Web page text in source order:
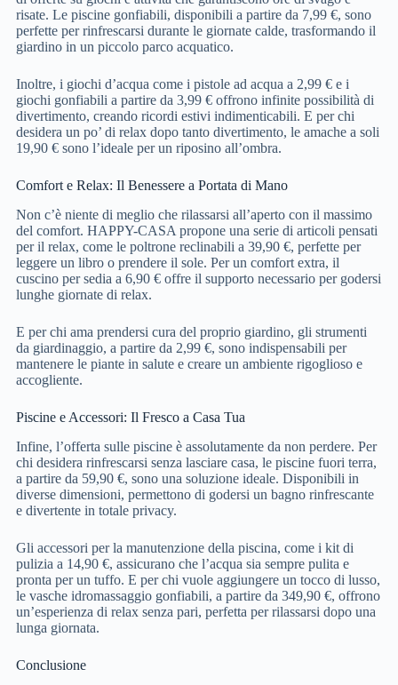
risate. Le piscine gonfiabili, disponibili a partire da 7,99 €, sono
perfette per rinfrescarsi durante le giornate calde, trasformando il
giardino in un piccolo parco acquatico.
Inoltre, i giochi d’acqua come i pistole ad acqua a 2,99 € e i
giochi gonfiabili a partire da 3,99 € offrono infinite possibilità di
divertimento, creando ricordi estivi indimenticabili. E per chi
desidera un po’ di relax dopo tanto divertimento, le amache a soli
19,90 € sono l’ideale per un riposino all’ombra.
Comfort e Relax: Il Benessere a Portata di Mano
Non c’è niente di meglio che rilassarsi all’aperto con il massimo
del comfort. HAPPY-CASA propone una serie di articoli pensati
per il relax, come le poltrone reclinabili a 39,90 €, perfette per
leggere un libro o prendere il sole. Per un comfort extra, il
cuscino per sedia a 6,90 € offre il supporto necessario per godersi
lunghe giornate di relax.
E per chi ama prendersi cura del proprio giardino, gli strumenti
da giardinaggio, a partire da 2,99 €, sono indispensabili per
mantenere le piante in salute e creare un ambiente rigoglioso e
accogliente.
Piscine e Accessori: Il Fresco a Casa Tua
Infine, l’offerta sulle piscine è assolutamente da non perdere. Per
chi desidera rinfrescarsi senza lasciare casa, le piscine fuori terra,
a partire da 59,90 €, sono una soluzione ideale. Disponibili in
diverse dimensioni, permettono di godersi un bagno rinfrescante
e divertente in totale privacy.
Gli accessori per la manutenzione della piscina, come i kit di
pulizia a 14,90 €, assicurano che l’acqua sia sempre pulita e
pronta per un tuffo. E per chi vuole aggiungere un tocco di lusso,
le vasche idromassaggio gonfiabili, a partire da 349,90 €, offrono
un’esperienza di relax senza pari, perfetta per rilassarsi dopo una
lunga giornata.
Conclusione